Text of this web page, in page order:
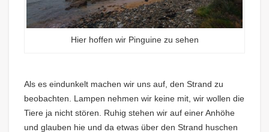
Hier hoffen wir Pinguine zu sehen
Als es eindunkelt machen wir uns auf, den Strand zu
beobachten. Lampen nehmen wir keine mit, wir wollen die
Tiere ja nicht stören. Ruhig stehen wir auf einer Anhöhe
und glauben hie und da etwas über den Strand huschen